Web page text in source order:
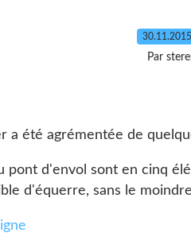
30.11.2015
Par
a été agrémentée de
pont d'envol sont en cinq
d'équerre, sans le